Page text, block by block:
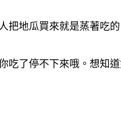
把地瓜買來就是蒸著吃
吃了停不下來哦。想知